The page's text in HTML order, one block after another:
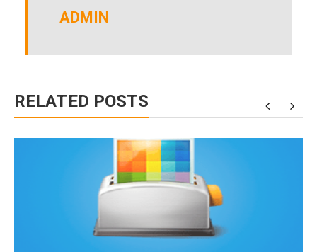
ADMIN
RELATED POSTS